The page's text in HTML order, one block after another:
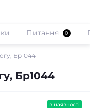
Бр1044
Бр1044
Питання 0
в наявності